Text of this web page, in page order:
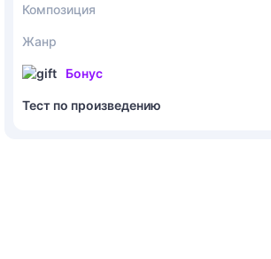
Композиция
Жанр
Бонус
Тест по произведению